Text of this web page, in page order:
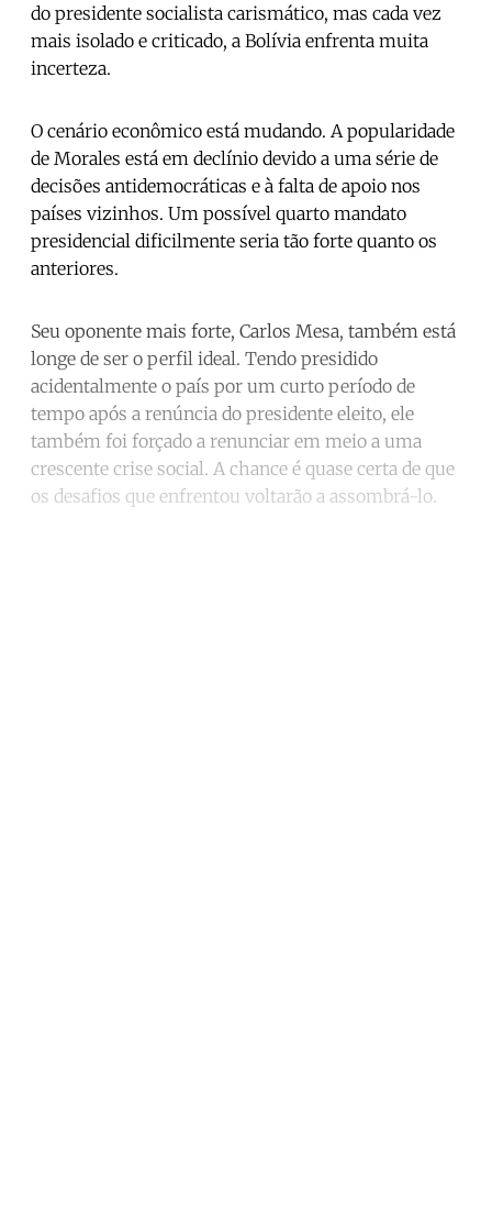
do presidente socialista carismático, mas cada vez
mais isolado e criticado, a Bolívia enfrenta muita
incerteza.
O cenário econômico está mudando. A popularidade
de Morales está em declínio devido a uma série de
decisões antidemocráticas e à falta de apoio nos
países vizinhos. Um possível quarto mandato
presidencial dificilmente seria tão forte quanto os
anteriores.
Seu oponente mais forte, Carlos Mesa, também está
longe de ser o perfil ideal. Tendo presidido
acidentalmente o país por um curto período de
tempo após a renúncia do presidente eleito, ele
também foi forçado a renunciar em meio a uma
crescente crise social. A chance é quase certa de que
os desafios que enfrentou voltarão a assombrá-lo.